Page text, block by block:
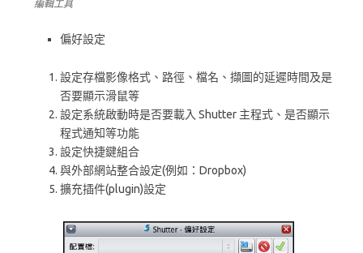
編輯工具
偏好設定
設定存檔影像格式、路徑、檔名、擷圖的延遲時間及是
否要顯示滑鼠等
設定系統啟動時是否要載入 Shutter 主程式、是否顯示
程式通知等功能
設定快捷鍵組合
與外部網站整合設定(例如：Dropbox)
擴充插件(plugin)設定